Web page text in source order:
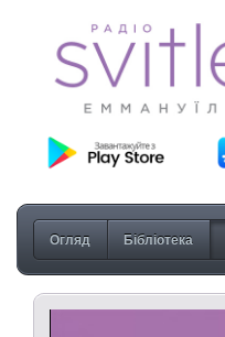
Огляд Бібліотека